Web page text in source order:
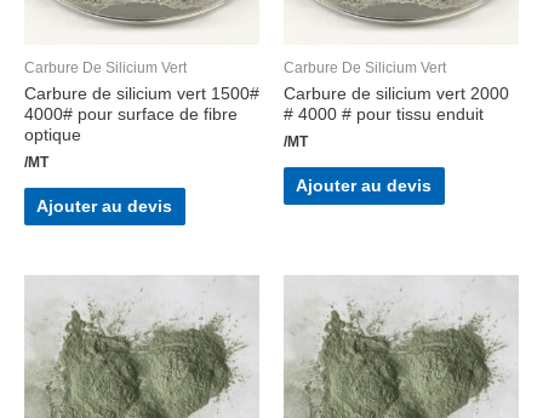
Carbure De Silicium Vert
Carbure de silicium vert 1500#
4000# pour surface de fibre
optique
/MT
Ajouter au devis
Carbure De Silicium Vert
Carbure de silicium vert 2000
# 4000 # pour tissu enduit
/MT
Ajouter au devis